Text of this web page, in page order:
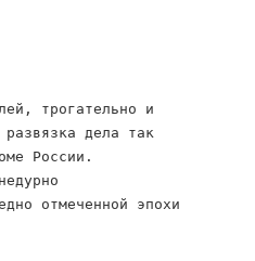
трогательно и
дела так
России.
отмеченной эпохи